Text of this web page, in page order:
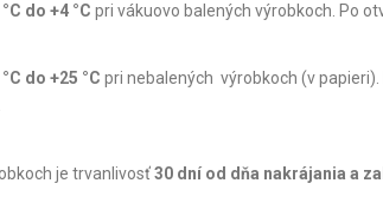
°C do +4 °C pri vákuovo balených výrobkoch. Po
°C do +25 °C pri nebalených výrobkoch (v
je trvanlivosť30 dní od dňa nakrájania a